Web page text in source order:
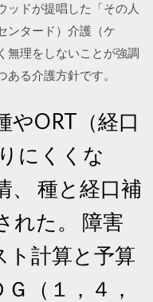
ッドが提唱した「その人
ンタード）介護（ケ
無理をしないことが強調
る介護方針です。
やORT（経口
にくくな
、 種と経口補
れた。 障害
ト計算と予算
（１，４，